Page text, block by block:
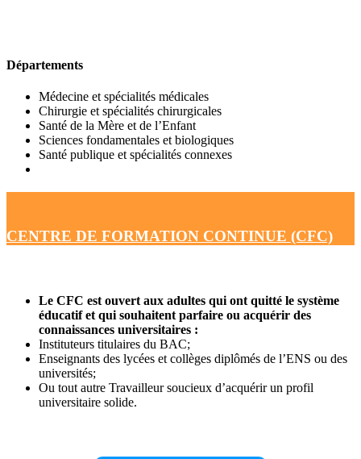
Départements
Médecine et spécialités médicales
Chirurgie et spécialités chirurgicales
Santé de la Mère et de l’Enfant
Sciences fondamentales et biologiques
Santé publique et spécialités connexes
CENTRE DE FORMATION CONTINUE (CFC)
Le CFC est ouvert aux adultes qui ont quitté le système
éducatif et qui souhaitent parfaire ou acquérir des
connaissances universitaires :
Instituteurs titulaires du BAC;
Enseignants des lycées et collèges diplômés de l’ENS ou des
universités;
Ou tout autre Travailleur soucieux d’acquérir un profil
universitaire solide.